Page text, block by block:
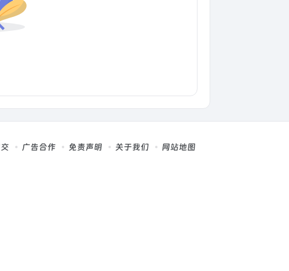
广告合作 免责声明 关于我们 网站地图